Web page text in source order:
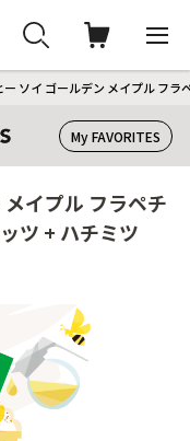
ー ソイ ゴールデン メイプル フ
My FAVORITES
イプル フラペチ
ツ + ハチミツ